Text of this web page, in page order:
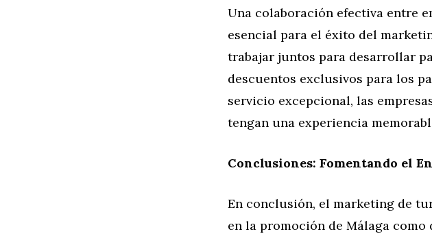
Una colaboración efectiva entre
esencial para el éxito del
trabajar juntos para desarrollar
descuentos exclusivos para los
servicio excepcional, las
tengan una experiencia
Conclusiones: Fomentando el
En conclusión, el marketing de
en la promoción de Málaga